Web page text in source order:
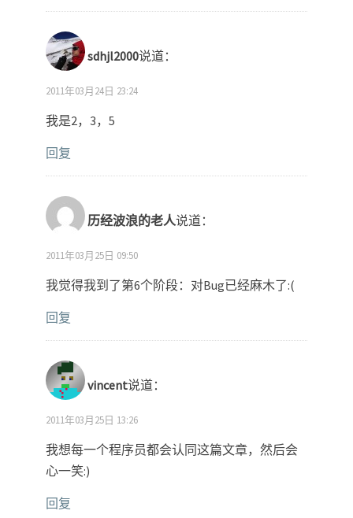
sdhjl2000说道：
2011年03月24日 23:24
我是2，3，5
回复
历经波浪的老人说道：
2011年03月25日 09:50
我觉得我到了第6个阶段：对Bug已经麻木了:(
回复
vincent说道：
2011年03月25日 13:26
我想每一个程序员都会认同这篇文章，然后会
心一笑:)
回复